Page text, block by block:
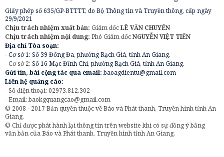
Giấy phép số 635/GP-BTTTT, do Bộ Thông tin và Truyền thông, cấp ngày
29/9/2021
Chịu trách nhiệm xuất bản: Giám đốcLÊ VĂN CHUYỂN
Chịu trách nhiệm nội dung: Phó Giám đốcNGUYỄN VIỆT TIẾN
Địa chỉ Tòa soạn:
- Cơ sở 1: Số 39 Đống Đa, phường Rạch Giá, tỉnh An Giang.
- Cơ sở 2: Số 16 Mạc Đĩnh Chi, phường Rạch Giá, tỉnh An Giang.
Gửi tin, bài cộng tác qua email:baoagdientu@gmail.com
Liên hệ quảng cáo:
- Số điện thoại: 02973.812.302
- Email:baokgquangcao@gmail.com
© 2008 - 2017 Bản quyền thuộc về Báo và Phát thanh, Truyền hình tỉnh An
Giang.
© Chỉ được phát hành lại thông tin trên website khi có sự đồng ý bằng
văn bản của Báo và Phát thanh, Truyền hình tỉnh An Giang.